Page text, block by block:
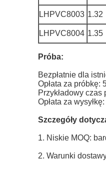
LHPVC8003 1.32
LHPVC8004 1.35
Próba:
Bezpłatnie dla
Opłata za próbkę:
Przykładowy czas
Opłata za
Szczegóły
1. Niskie MOQ:
2. Warunki